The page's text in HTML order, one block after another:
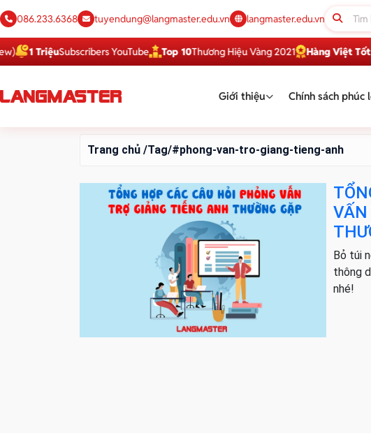
086.233.6368 tuyendung@langmaster.edu.vn langmaster.edu.vn
1 TriệuSubscribers YouTube Top 10Thương Hiệu Vàng 2021 Hàng Việt Tốt
Giới thiệu Chính sách phúc
Trang chủ /Tag/#phong-van-tro-giang-tieng-anh
VẤN
Bỏ túi
thông
nhé!